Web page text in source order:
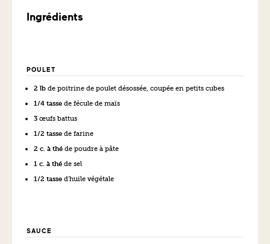
Ingrédients
POULET
2 lb de poitrine de poulet désossée, coupée en petits cubes
1/4 tasse de fécule de maïs
3 œufs battus
1/2 tasse de farine
2 c. à thé de poudre à pâte
1 c. à thé de sel
1/2 tasse d’huile végétale
SAUCE